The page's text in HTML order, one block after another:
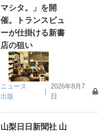
マシタ。」を開
催。トランスビュ
ーが仕掛ける新書
店の狙い
ニュース
出版
｜
2026年8月7
日
山梨日日新聞社 山